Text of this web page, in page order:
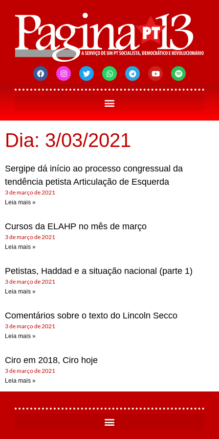
Dia: 3/03/2021
Sergipe dá início ao processo congressual da
tendência petista Articulação de Esquerda
3 de março de 2021
Leia mais »
Cursos da ELAHP no mês de março
3 de março de 2021
Leia mais »
Petistas, Haddad e a situação nacional (parte 1)
3 de março de 2021
Leia mais »
Comentários sobre o texto do Lincoln Secco
3 de março de 2021
Leia mais »
Ciro em 2018, Ciro hoje
3 de março de 2021
Leia mais »